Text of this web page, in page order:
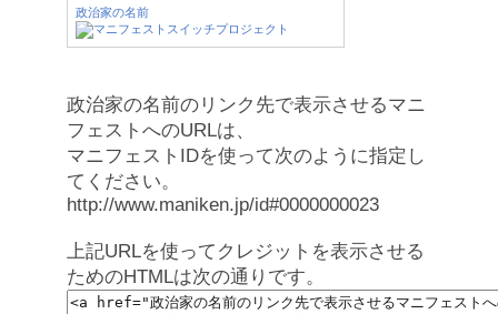
政治家の名前
政治家の名前のリンク先で表示させるマニ
フェストへのURLは、
マニフェストIDを使って次のように指定し
てください。
http://www.maniken.jp/id#0000000023
上記URLを使ってクレジットを表示させる
ためのHTMLは次の通りです。